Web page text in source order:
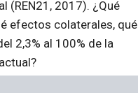
(REN21, 2017). ¿Qué
efectos colaterales, qué
2,3% al 100% de la